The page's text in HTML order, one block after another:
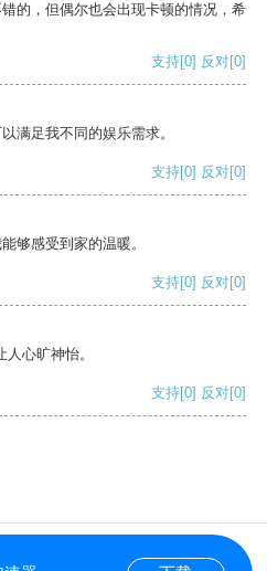
的，但偶尔也会出现卡顿的情况，希
支持[0] 反对[0]
满足我不同的娱乐需求。
支持[0] 反对[0]
够感受到家的温暖。
支持[0] 反对[0]
心旷神怡。
支持[0] 反对[0]